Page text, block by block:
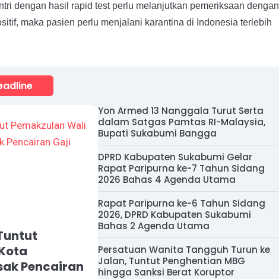
dengan hasil rapid test perlu melanjutkan pemeriksaan dengan
maka pasien perlu menjalani karantina di Indonesia terlebih
Pencairan
Yon Armed 13 Nanggala Turut Serta
dalam Satgas Pamtas RI-Malaysia,
Bupati Sukabumi Bangga
DPRD Kabupaten Sukabumi Gelar
Rapat Paripurna ke-7 Tahun Sidang
2026 Bahas 4 Agenda Utama
Rapat Paripurna ke-6 Tahun Sidang
2026, DPRD Kabupaten Sukabumi
Bahas 2 Agenda Utama
Persatuan Wanita Tangguh Turun ke
Jalan, Tuntut Penghentian MBG
hingga Sanksi Berat Koruptor